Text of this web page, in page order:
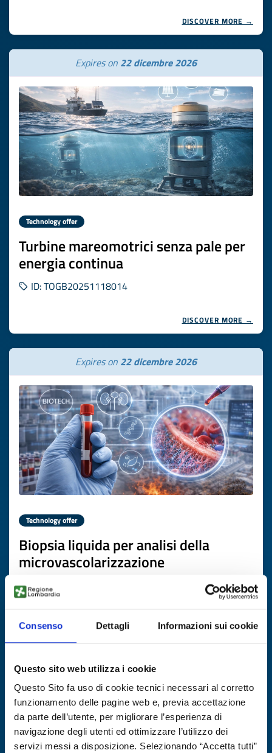
Consenso Dettagli Informazioni sui cookie
Questo sito web utilizza i cookie
Questo Sito fa uso di cookie tecnici necessari al corretto
funzionamento delle pagine web e, previa accettazione
da parte dell’utente, per migliorare l’esperienza di
navigazione degli utenti ed ottimizzare l’utilizzo dei
servizi messi a disposizione. Selezionando “Accetta tutti”
DISCOVER MORE →
Expires on 22 dicembre 2026
Technology offer
Turbine mareomotrici senza pale per
energia continua
ID: TOGB20251118014
DISCOVER MORE →
Expires on 22 dicembre 2026
Technology offer
Biopsia liquida per analisi della
microvascolarizzazione
ID: TOGB20251112017